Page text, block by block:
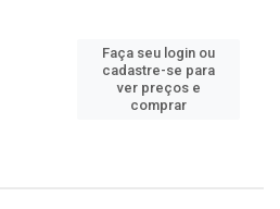
Faça seu login ou
cadastre-se para
ver preços e
comprar